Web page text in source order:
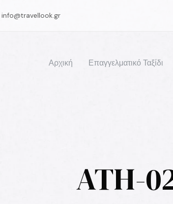
info@travellook.gr
Αρχική Επαγγελματικό Ταξίδι
ATH-